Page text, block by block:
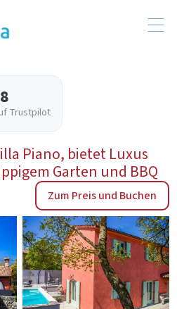
Trustpilot
Piano, bietet Luxus
Garten und BBQ
Zum Preis und Buchen